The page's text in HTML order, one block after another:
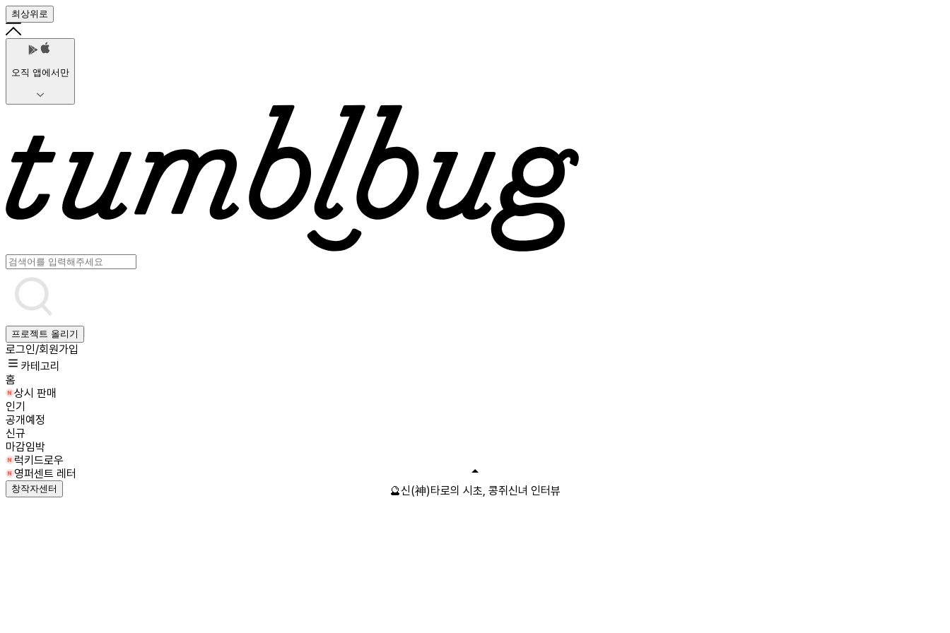
최상위로
오직 앱에서만
프로젝트 올리기
로그인/회원가입
카테고리
홈
상시 판매
인기
공개예정
신규
마감임박
럭키드로우
영퍼센트 레터
창작자센터 🔮신(神)타로의 시초, 콩쥐신녀 인터뷰